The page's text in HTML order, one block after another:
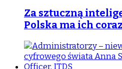
Za sztuczną
Polska ma ich